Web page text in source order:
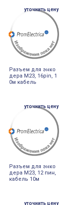
уточнить цену
Разъем для энко
дера M23, 16pin, 1
0м кабель
уточнить цену
Разъем для энко
дера M23, 12 пин,
кабель 10м
уточнить цену